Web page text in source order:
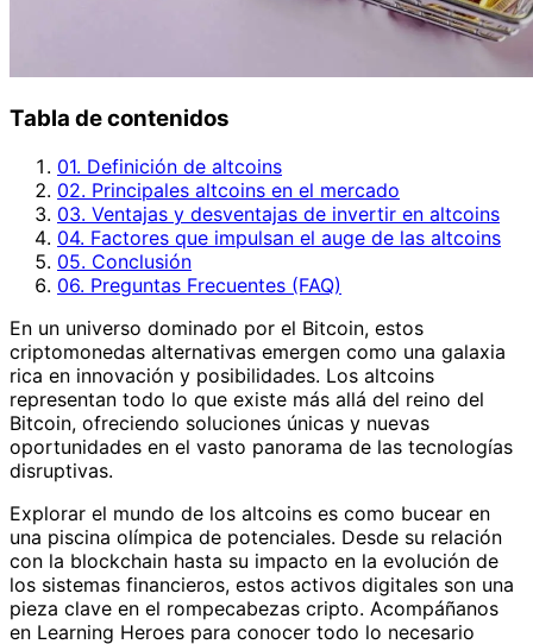
Tabla de contenidos
01. Definición de altcoins
02. Principales altcoins en el mercado
03. Ventajas y desventajas de invertir en altcoins
04. Factores que impulsan el auge de las altcoins
05. Conclusión
06. Preguntas Frecuentes (FAQ)
En un universo dominado por el Bitcoin, estos
criptomonedas alternativas emergen como una galaxia
rica en innovación y posibilidades. Los altcoins
representan todo lo que existe más allá del reino del
Bitcoin, ofreciendo soluciones únicas y nuevas
oportunidades en el vasto panorama de las tecnologías
disruptivas.
Explorar el mundo de los altcoins es como bucear en
una piscina olímpica de potenciales. Desde su relación
con la blockchain hasta su impacto en la evolución de
los sistemas financieros, estos activos digitales son una
pieza clave en el rompecabezas cripto. Acompáñanos
en Learning Heroes para conocer todo lo necesario